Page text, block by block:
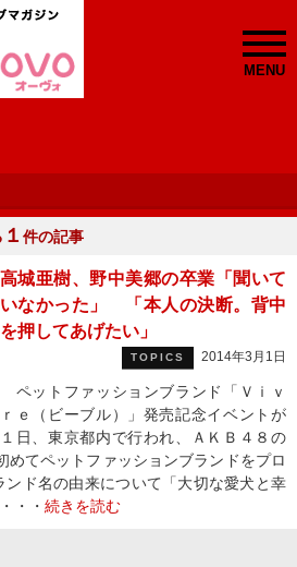
MENU
１ 件の記事
高城亜樹、野中美郷の卒業「聞いて
いなかった」 「本人の決断。背中
を押してあげたい」
TOPICS 2014年3月1日
ペットファッションブランド「Ｖｉｖ
ｒｅ（ビーブル）」発売記念イベントが
１日、東京都内で行われ、ＡＫＢ４８の
てペットファッションブランドをプロ
ド名の由来について「大切な愛犬と幸
・・ 続きを読む